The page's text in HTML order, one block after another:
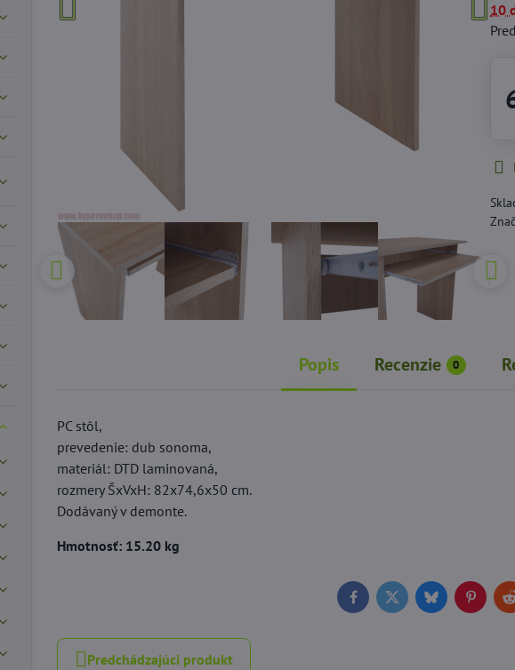
10
Popis Recenzie 0
PC stôl,
prevedenie: dub sonoma,
materiál: DTD laminovaná,
rozmery ŠxVxH: 82x74,6x50 cm.
Dodávaný v demonte.
Hmotnosť: 15.20 kg
FacebookTwitterBluesky
Predchádzajúci produkt